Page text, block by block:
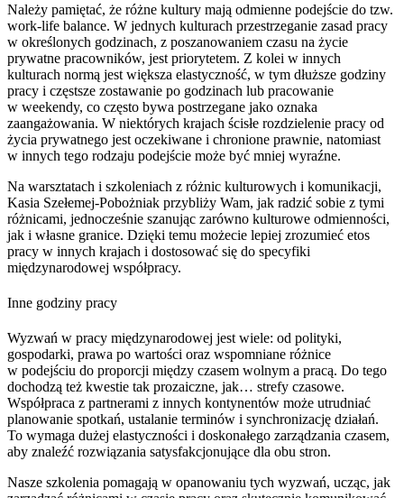
Należy pamiętać, że różne kultury mają odmienne podejście do tzw.
work-life balance. W jednych kulturach przestrzeganie zasad pracy
w określonych godzinach, z poszanowaniem czasu na życie
prywatne pracowników, jest priorytetem. Z kolei w innych
kulturach normą jest większa elastyczność, w tym dłuższe godziny
pracy i częstsze zostawanie po godzinach lub pracowanie
w weekendy, co często bywa postrzegane jako oznaka
zaangażowania. W niektórych krajach ścisłe rozdzielenie pracy od
życia prywatnego jest oczekiwane i chronione prawnie, natomiast
w innych tego rodzaju podejście może być mniej wyraźne.
Na warsztatach i szkoleniach z różnic kulturowych i komunikacji,
Kasia Szełemej-Pobożniak przybliży Wam, jak radzić sobie z tymi
różnicami, jednocześnie szanując zarówno kulturowe odmienności,
jak i własne granice. Dzięki temu możecie lepiej zrozumieć etos
pracy w innych krajach i dostosować się do specyfiki
międzynarodowej współpracy.
Inne godziny pracy
Wyzwań w pracy międzynarodowej jest wiele: od polityki,
gospodarki, prawa po wartości oraz wspomniane różnice
w podejściu do proporcji między czasem wolnym a pracą. Do tego
dochodzą też kwestie tak prozaiczne, jak… strefy czasowe.
Współpraca z partnerami z innych kontynentów może utrudniać
planowanie spotkań, ustalanie terminów i synchronizację działań.
To wymaga dużej elastyczności i doskonałego zarządzania czasem,
aby znaleźć rozwiązania satysfakcjonujące dla obu stron.
Nasze szkolenia pomagają w opanowaniu tych wyzwań, ucząc, jak